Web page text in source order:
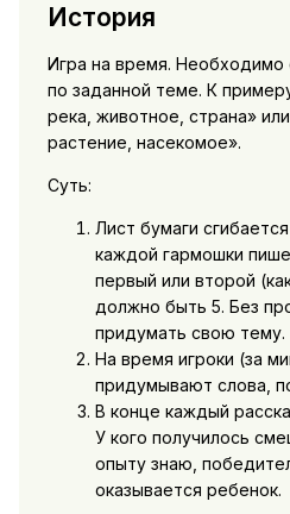
История
Игра на время.
по заданной теме. К
река, животное, страна»
растение, насекомое».
Суть:
Лист бумаги
каждой гармошки
первый или второй
должно быть 5. Без
придумать свою тему.
На время игроки (за
придумывают слова,
В конце каждый
У кого получилось
опыту знаю,
оказывается ребенок.